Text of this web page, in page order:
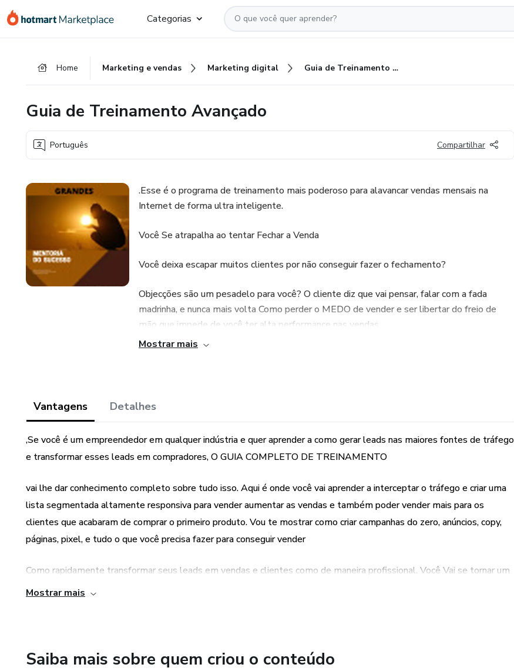
para
para
para
Categorias
Home Marketing e vendas Marketing digital Guia de Treinamento Avançado
Guia de Treinamento Avançado
Português Compartilhar
.Esse é o programa de treinamento mais poderoso para alavancar vendas mensais na
Internet de forma ultra inteligente.
Você Se atrapalha ao tentar Fechar a Venda
Você deixa escapar muitos clientes por não conseguir fazer o fechamento?
Objecções são um pesadelo para você? O cliente diz que vai pensar, falar com a fada
madrinha, e nunca mais volta Como perder o MEDO de vender e ser libertar do freio de
mão que impede de você ter alta performance nas vendas.
E NÃO PERCA MAIS VENDAS !!
Mostrar mais
Vantagens Detalhes
,Se você é um empreendedor em qualquer indústria e quer aprender a como gerar leads nas maiores fontes de tráfego
e transformar esses leads em compradores, O GUIA COMPLETO DE TREINAMENTO
vai lhe dar conhecimento completo sobre tudo isso. Aqui é onde você vai aprender a interceptar o tráfego e criar uma
lista segmentada altamente responsiva para vender aumentar as vendas e também poder vender mais para os
clientes que acabaram de comprar o primeiro produto. Vou te mostrar como criar campanhas do zero, anúncios, copy,
páginas, pixel, e tudo o que você precisa fazer para conseguir vender
Como rapidamente transformar seus leads em vendas e clientes como de maneira profissional. Você Vai se tornar um
mestre na arte “de vender sem esforço”. Nós chamamos de "vender sem vender".
Mostrar mais
Saiba mais sobre quem criou o conteúdo